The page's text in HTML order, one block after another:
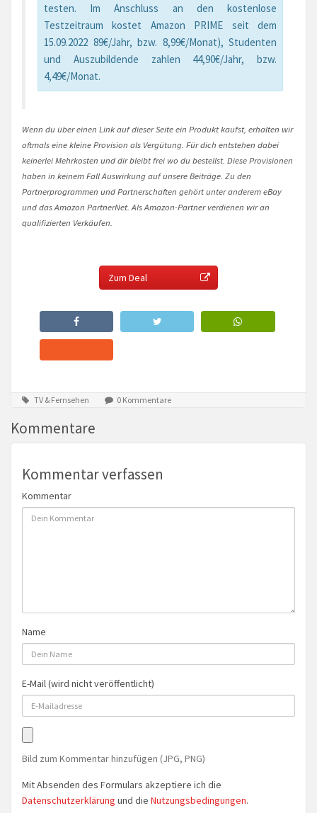
testen. Im Anschluss an den kostenlose
Testzeitraum kostet Amazon PRIME seit dem
15.09.2022 89€/Jahr, bzw. 8,99€/Monat), Studenten
und Auszubildende zahlen 44,90€/Jahr, bzw.
4,49€/Monat.
Wenn du über einen Link auf dieser Seite ein Produkt kaufst, erhalten wir
oftmals eine kleine Provision als Vergütung. Für dich entstehen dabei
keinerlei Mehrkosten und dir bleibt frei wo du bestellst. Diese Provisionen
haben in keinem Fall Auswirkung auf unsere Beiträge. Zu den
Partnerprogrammen und Partnerschaften gehört unter anderem eBay
und das Amazon PartnerNet. Als Amazon-Partner verdienen wir an
qualifizierten Verkäufen.
Zum Deal
TV & Fernsehen 0 Kommentare
Kommentare
Kommentar verfassen
Kommentar
Name
E-Mail (wird nicht veröffentlicht)
Bild zum Kommentar hinzufügen (JPG, PNG)
Mit Absenden des Formulars akzeptiere ich die
Datenschutzerklärung und die Nutzungsbedingungen.